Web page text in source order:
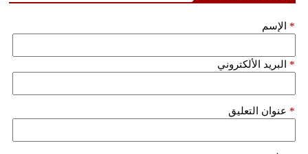
الإسم *
البريد الألكتروني *
عنوان التعليق *